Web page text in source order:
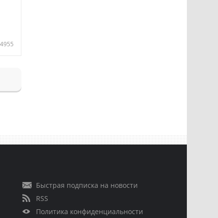
4955
Быстрая подписка на новости
RSS
Политика конфиденциальности